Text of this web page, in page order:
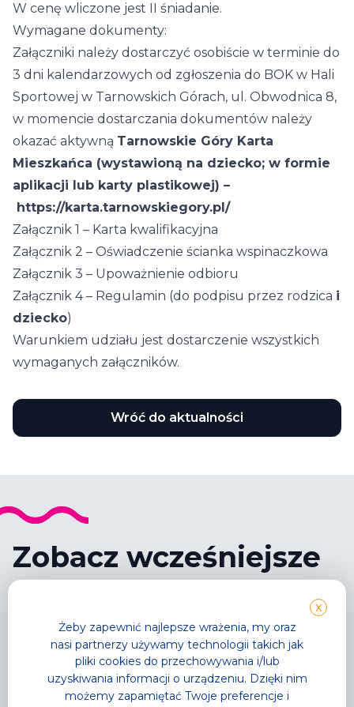
W cenę wliczone jest II śniadanie.
Wymagane dokumenty:
Załączniki należy dostarczyć osobiście w terminie do
3 dni kalendarzowych od zgłoszenia do BOK w Hali
Sportowej w Tarnowskich Górach, ul. Obwodnica 8,
w momencie dostarczania dokumentów należy
okazać aktywną Tarnowskie Góry Karta
Mieszkańca (wystawioną na dziecko; w formie
aplikacji lub karty plastikowej) –
https://karta.tarnowskiegory.pl/
Załącznik 1 – Karta kwalifikacyjna
Załącznik 2 – Oświadczenie ścianka wspinaczkowa
Załącznik 3 – Upoważnienie odbioru
Załącznik 4– Regulamin (do podpisu przez rodzica i
dziecko)
Warunkiem udziału jest dostarczenie wszystkich
wymaganych załączników.
Wróć do aktualności
Zobacz wcześniejsze
wpisy
X
Żeby zapewnić najlepsze wrażenia, my oraz
nasi partnerzy używamy technologii takich jak
pliki cookies do przechowywania i/lub
uzyskiwania informacji o urządzeniu. Dzięki nim
możemy zapamiętać Twoje preferencje i